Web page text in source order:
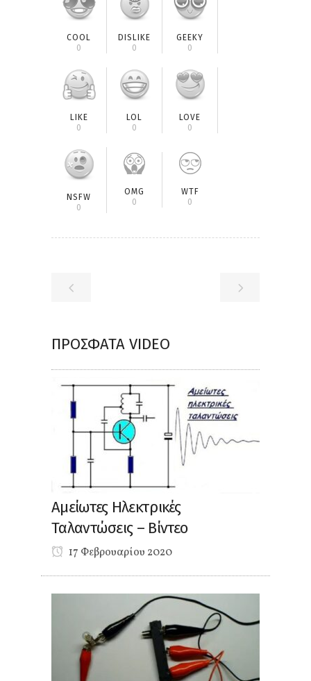
COOL
0
DISLIKE
0
GEEKY
0
LIKE
0
LOL
0
LOVE
0
NSFW
0
OMG
0
WTF
0
ΠΡΌΣΦΑΤΑ VIDEO
Αμείωτες Ηλεκτρικές
Ταλαντώσεις – Βίντεο
17 Φεβρουαρίου 2020